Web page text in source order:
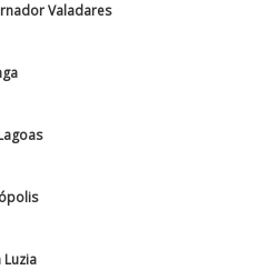
Valadares
Luzia